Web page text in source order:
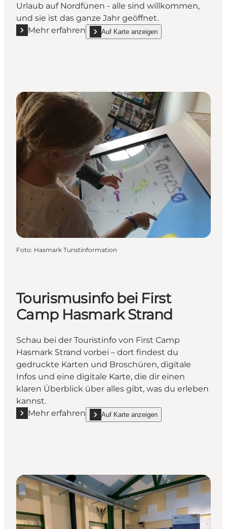
Urlaub auf Nordfünen - alle sind willkommen,
und sie ist das ganze Jahr geöffnet.
Mehr erfahren
Mehr erfahren "VisitNordfyn - Bogense"
Auf Karte anzeigen
show VisitNordfyn - Bogense on_map
Foto: Hasmark Turistinformation
Tourismusinfo bei First
Camp Hasmark Strand
Schau bei der Touristinfo von First Camp
Hasmark Strand vorbei – dort findest du
gedruckte Karten und Broschüren, digitale
Infos und eine digitale Karte, die dir einen
klaren Überblick über alles gibt, was du erleben
kannst.
Mehr erfahren
Mehr erfahren "Tourismusinfo bei First Camp
Auf Karte anzeigen
show Tourismusinfo bei First Camp Hasmark